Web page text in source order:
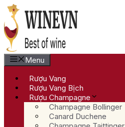
Chuyển
đến
nội
dung
Menu
Rượu Vang
Rượu Vang Bịch
Rượu Champagne
Champagne Bollinger
Canard Duchene